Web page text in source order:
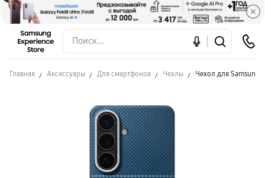
Главная Аксессуары Для смартфонов Чехлы Чехол для Samsung